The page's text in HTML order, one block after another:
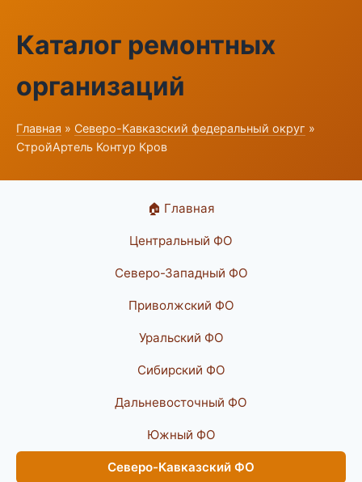
Каталог ремонтных
организаций
Главная » Северо-Кавказский федеральный округ »
СтройАртель Контур Кров
🏠 Главная
Центральный ФО
Северо-Западный ФО
Приволжский ФО
Уральский ФО
Сибирский ФО
Дальневосточный ФО
Южный ФО
Северо-Кавказский ФО